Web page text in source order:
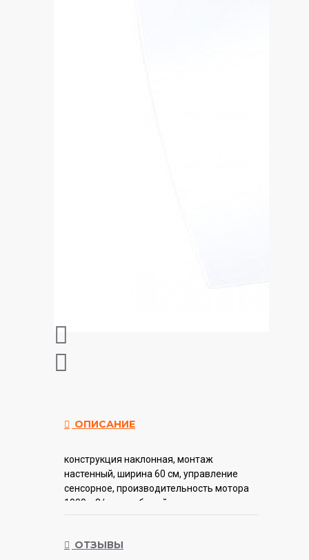
ОПИСАНИЕ
конструкция наклонная, монтаж
настенный, ширина 60 см, управление
сенсорное, производительность мотора
1000 м3/ч, цвет белый
ОТЗЫВЫ